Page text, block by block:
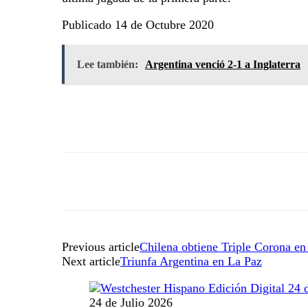
Publicado 14 de Octubre 2020
Lee también: Argentina venció 2-1 a Inglaterra
Previous articleChilena obtiene Triple Corona
Next articleTriunfa Argentina en La Paz
24 de Julio 2026